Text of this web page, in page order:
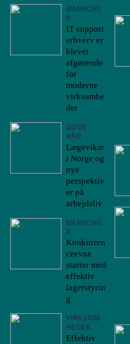
BRANCHE
R
IT support
erhverv er
blevet
afgørende
for
moderne
virksomhe
der
GODE
RÅD
Lægevikar
i Norge og
nye
perspektiv
er på
arbejdsliv
BRANCHE
R
Konkurren
ceevne
starter med
effektiv
lagerstyrin
g
VIRKSOM
HEDER
Effektiv